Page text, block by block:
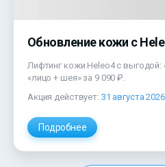
Обновление кожи с
Лифтинг кожи Heleo4 с выгодой:
«лицо + шея» за 9 090 ₽.
Акция действует: 31 августа 2026
Подробнее